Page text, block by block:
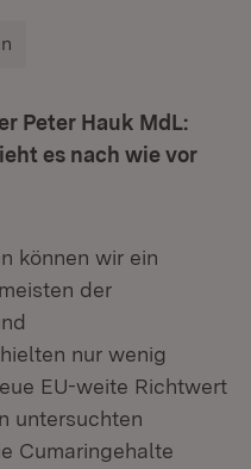
Peter Hauk MdL:
es nach wie vor
können wir ein
der
nur wenig
EU-weite Richtwert
untersuchten
Cumaringehalte